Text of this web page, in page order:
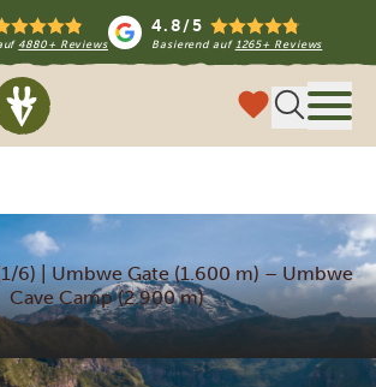
4880+ Reviews
4.8/5
Basierend auf 1265+ Reviews
6) | Umbwe Gate (1.600 m) – Umbwe
Cave Camp (2.900 m)